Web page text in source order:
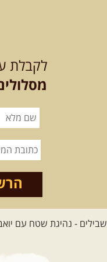
למגוון רכבי שטח
בחרנו לילה מיוחד לטיול מיוחד!
השמיים יהיו נקיים, הכוכבים ...
שישי-
ואתגרים בצפון הרמה
מסלול חדש בצפון רמת הגולן
מדריך תושב האזור. המסלול ...
לקבלת